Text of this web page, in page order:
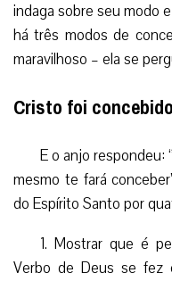
indaga sobre seu modo
há três modos de
maravilhoso – ela se
Cristo foi
E o anjo respondeu:
mesmo te fará
do Espírito Santo por
1. Mostrar que é
Verbo de Deus se fez